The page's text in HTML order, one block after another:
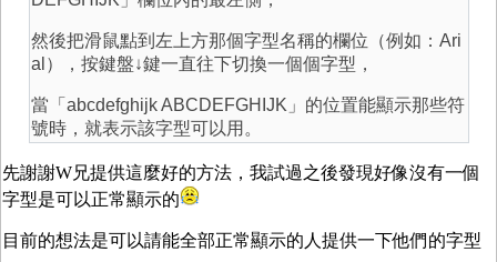
然後把滑鼠點到左上方那個字型名稱的欄位（例如：Ari
al），按鍵盤↓鍵一直往下切換一個個字型，
當「abcdefghijk ABCDEFGHIJK」的位置能顯示那些符
號時，就表示該字型可以用。
先謝謝W兄提供這麼好的方法，我試過之後發現好像沒有一個
字型是可以正常顯示的
目前的想法是可以請能全部正常顯示的人提供一下他們的字型